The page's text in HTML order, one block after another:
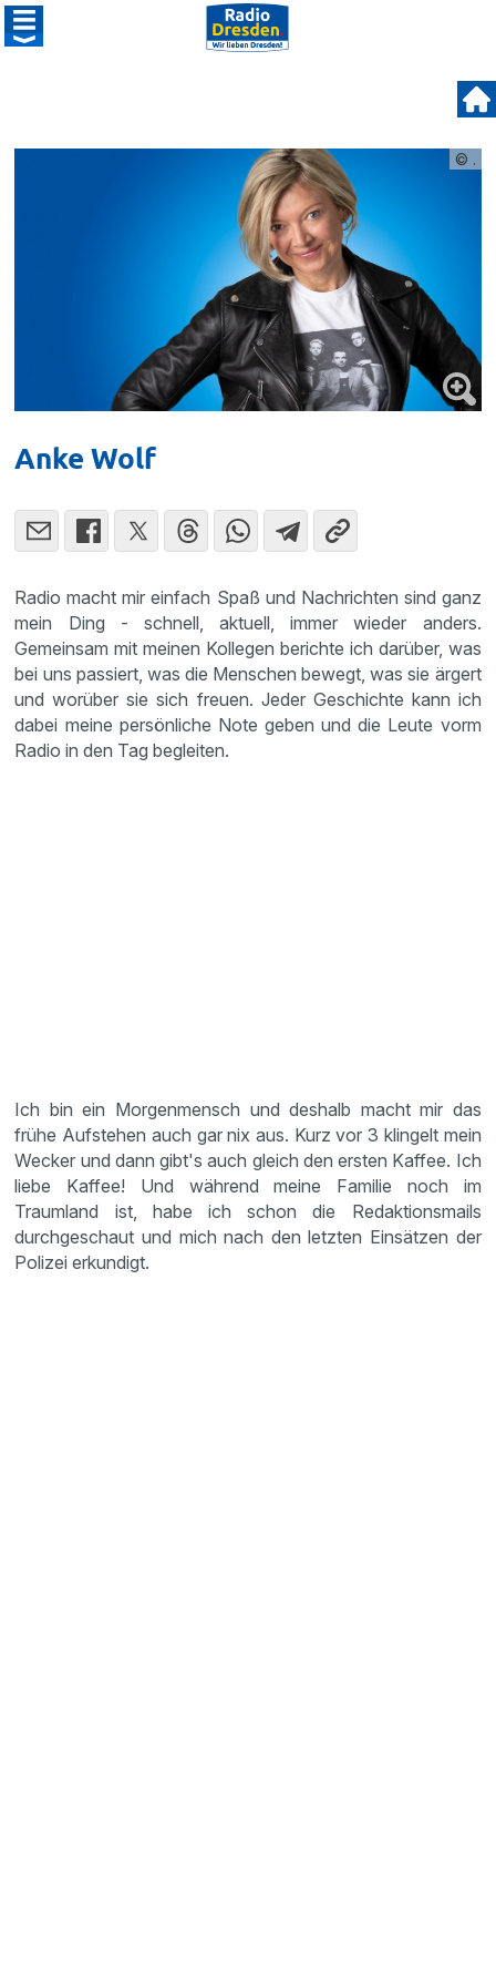
© .
Anke Wolf
Radio macht mir einfach Spaß und Nachrichten sind ganz
mein Ding - schnell, aktuell, immer wieder anders.
Gemeinsam mit meinen Kollegen berichte ich darüber, was
bei uns passiert, was die Menschen bewegt, was sie ärgert
und worüber sie sich freuen. Jeder Geschichte kann ich
dabei meine persönliche Note geben und die Leute vorm
Radio in den Tag begleiten.
Ich bin ein Morgenmensch und deshalb macht mir das
frühe Aufstehen auch gar nix aus. Kurz vor 3 klingelt mein
Wecker und dann gibt's auch gleich den ersten Kaffee. Ich
liebe Kaffee! Und während meine Familie noch im
Traumland ist, habe ich schon die Redaktionsmails
durchgeschaut und mich nach den letzten Einsätzen der
Polizei erkundigt.